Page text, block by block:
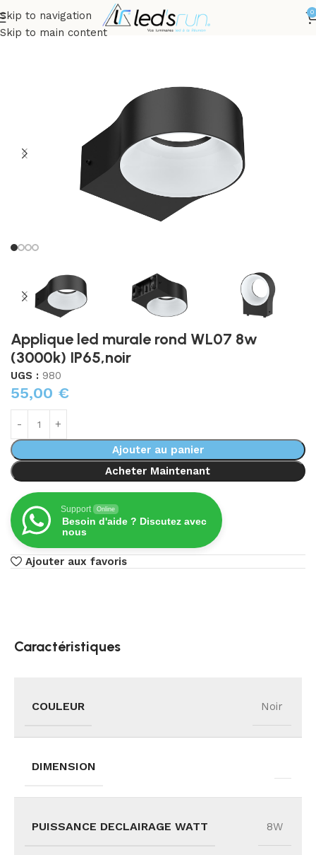
Skip to navigation
Skip to main content
0
Accueil EXTÉRIEUR Appliques Murales
Applique led murale rond WL07 8w
(3000k) IP65,noir
UGS : 980
55,00 €
Ajouter au panier
Acheter Maintenant
Support Online
Besoin d'aide ? Discutez avec
nous
Ajouter aux favoris
Caractéristiques
COULEUR Noir
DIMENSION
PUISSANCE DECLAIRAGE WATT 8W